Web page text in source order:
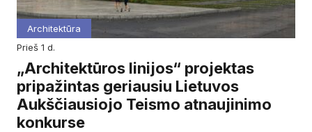
Architektūra
prieš 1 d.
„Architektūros linijos“ projektas
pripažintas geriausiu Lietuvos
Aukščiausiojo Teismo atnaujinimo
konkurse